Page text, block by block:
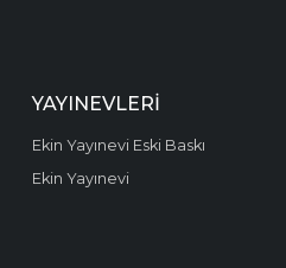
YAYINEVLERI
Ekin Yayınevi Eski Baskı
Ekin Yayınevi